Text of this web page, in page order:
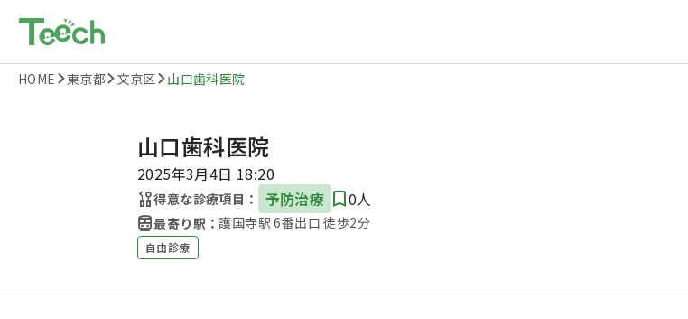
HOME 東京都 文京区 山口歯科医院
山口歯科医院
2025年3月4日 18:20
得意な診療項目： 予防治療 0人
最寄り駅：護国寺駅 6番出口 徒歩2分
自由診療